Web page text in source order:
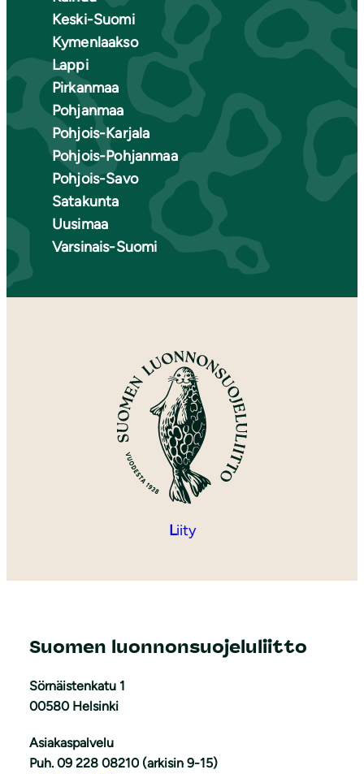
Keski-Suomi
Kymenlaakso
Lappi
Pirkanmaa
Pohjanmaa
Pohjois-Karjala
Pohjois-Pohjanmaa
Pohjois-Savo
Satakunta
Uusimaa
Varsinais-Suomi
Liity
Suomen luonnonsuojeluliitto
Sörnäistenkatu 1
00580 Helsinki
Asiakaspalvelu
Puh. 09 228 08210 (arkisin 9-15)